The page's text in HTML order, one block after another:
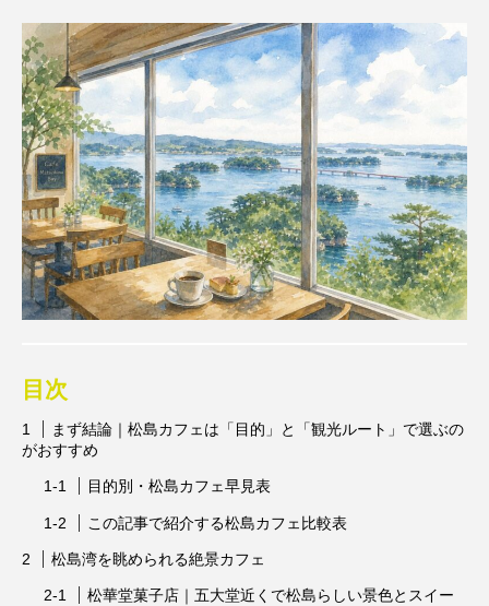
目次
まず結論｜松島カフェは「目的」と「観光ルート」で選ぶの
がおすすめ
目的別・松島カフェ早見表
この記事で紹介する松島カフェ比較表
松島湾を眺められる絶景カフェ
松華堂菓子店｜五大堂近くで松島らしい景色とスイー